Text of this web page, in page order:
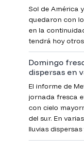
Sol de América
quedaron con
en la
tendrá hoy
Domingo
dispersas en
El informe de
jornada fresca
con cielo
del sur. En
lluvias
eléctricas,